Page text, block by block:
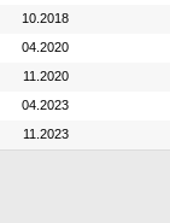
10.2018
04.2020
11.2020
04.2023
11.2023